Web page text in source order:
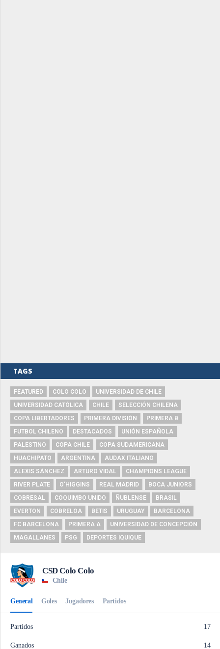
TAGS
FEATURED COLO COLO
UNIVERSIDAD DE CHILE
UNIVERSIDAD CATÓLICA
CHILE
SELECCIÓN CHILENA
COPA LIBERTADORES
PRIMERA DIVISIÓN
PRIMERA B
FUTBOL CHILENO
DESTACADOS
UNIÓN ESPAÑOLA
PALESTINO
COPA CHILE
COPA SUDAMERICANA
HUACHIPATO
ARGENTINA
AUDAX ITALIANO
ALEXIS SÁNCHEZ
ARTURO VIDAL
CHAMPIONS LEAGUE
RIVER PLATE
O'HIGGINS REAL MADRID
BOCA JUNIORS
COBRESAL
COQUIMBO UNIDO ÑUBLENSE
BRASIL
EVERTON
COBRELOA BETIS URUGUAY
BARCELONA
FC BARCELONA
PRIMERA A
UNIVERSIDAD DE CONCEPCIÓN
MAGALLANES
PSG DEPORTES IQUIQUE